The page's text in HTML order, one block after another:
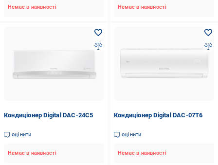
Немає в наявності Немає в наявності
Кондиціонер Digital DAC-24C5
оцінити
Немає в наявності
Кондиціонер Digital DAC-07T6
оцінити
Немає в наявності